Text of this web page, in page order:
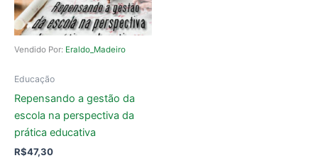
Vendido Por: Eraldo_Madeiro
Educação
Repensando a gestão da
escola na perspectiva da
prática educativa
R$47,30